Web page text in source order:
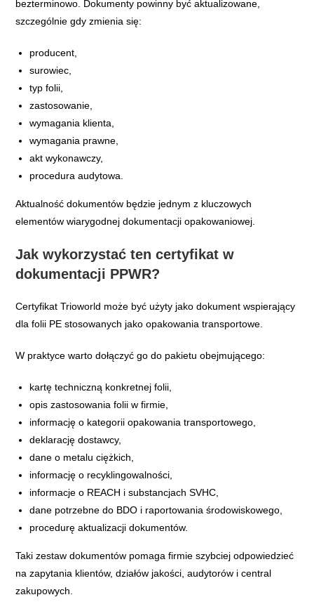
bezterminowo. Dokumenty powinny być aktualizowane,
szczególnie gdy zmienia się:
producent,
surowiec,
typ folii,
zastosowanie,
wymagania klienta,
wymagania prawne,
akt wykonawczy,
procedura audytowa.
Aktualność dokumentów będzie jednym z kluczowych
elementów wiarygodnej dokumentacji opakowaniowej.
Jak wykorzystać ten certyfikat w
dokumentacji PPWR?
Certyfikat Trioworld może być użyty jako dokument wspierający
dla folii PE stosowanych jako opakowania transportowe.
W praktyce warto dołączyć go do pakietu obejmującego:
kartę techniczną konkretnej folii,
opis zastosowania folii w firmie,
informację o kategorii opakowania transportowego,
deklarację dostawcy,
dane o metalu ciężkich,
informację o recyklingowalności,
informacje o REACH i substancjach SVHC,
dane potrzebne do BDO i raportowania środowiskowego,
procedurę aktualizacji dokumentów.
Taki zestaw dokumentów pomaga firmie szybciej odpowiedzieć
na zapytania klientów, działów jakości, audytorów i central
zakupowych.